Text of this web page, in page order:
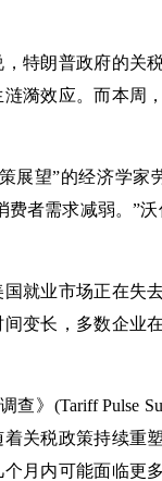
特朗普政府的关
漪效应。而本周
展望”的经济学家
者需求减弱。”
就业市场正在失
变长，多数企业
》(Tariff Pulse
关税政策持续重
月内可能面临更